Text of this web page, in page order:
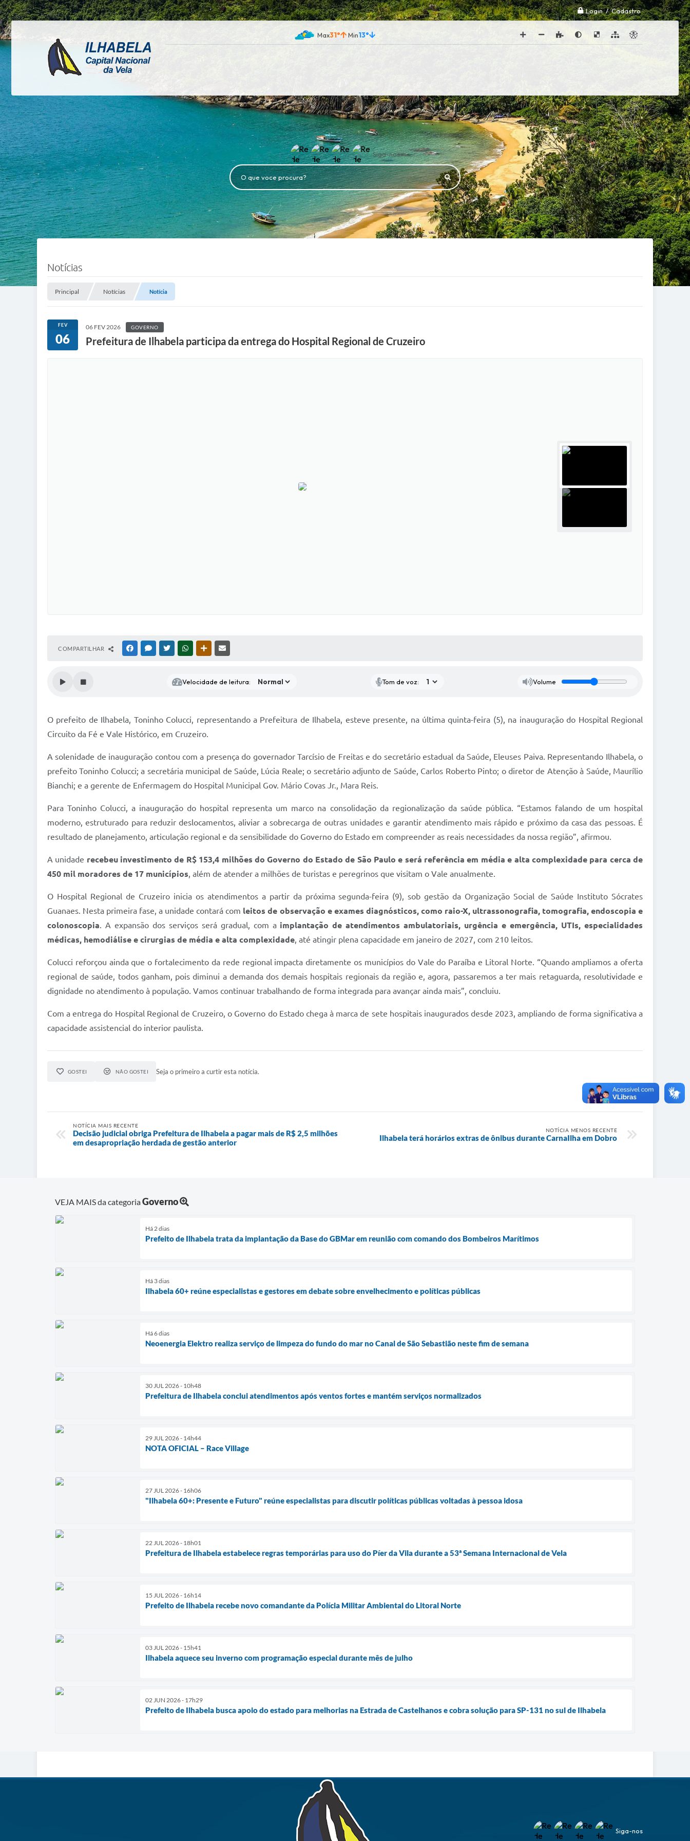
Login / Cadastro
31° 13°
Siga-nos
O que voce procura?
Notícias
Principal Notícias Notícia
FEV
06
06 FEV 2026 GOVERNO
Prefeitura de Ilhabela participa da entrega do Hospital Regional de Cruzeiro
COMPARTILHAR FACEBOOKMESSENGER
TWITTERWHATSAPPOUTRAS MÍDIAS
Velocidade de leitura: Tom de voz: Volume
O prefeito de Ilhabela, Toninho Colucci, representando a Prefeitura de Ilhabela, esteve presente, na última quinta-feira (5), na inauguração do Hospital Regional
Circuito da Fé e Vale Histórico, em Cruzeiro.
A solenidade de inauguração contou com a presença do governador Tarcísio de Freitas e do secretário estadual da Saúde, Eleuses Paiva. Representando Ilhabela, o
prefeito Toninho Colucci; a secretária municipal de Saúde, Lúcia Reale; o secretário adjunto de Saúde, Carlos Roberto Pinto; o diretor de Atenção à Saúde, Maurílio
Bianchi; e a gerente de Enfermagem do Hospital Municipal Gov. Mário Covas Jr., Mara Reis.
Para Toninho Colucci, a inauguração do hospital representa um marco na consolidação da regionalização da saúde pública. “Estamos falando de um hospital
moderno, estruturado para reduzir deslocamentos, aliviar a sobrecarga de outras unidades e garantir atendimento mais rápido e próximo da casa das pessoas. É
resultado de planejamento, articulação regional e da sensibilidade do Governo do Estado em compreender as reais necessidades da nossa região”, afirmou.
A unidade recebeu investimento de R$ 153,4 milhões do Governo do Estado de São Paulo e será referência em média e alta complexidade para cerca de
450 mil moradores de 17 municípios, além de atender a milhões de turistas e peregrinos que visitam o Vale anualmente.
O Hospital Regional de Cruzeiro inicia os atendimentos a partir da próxima segunda-feira (9), sob gestão da Organização Social de Saúde Instituto Sócrates
Guanaes. Nesta primeira fase, a unidade contará com leitos de observação e exames diagnósticos, como raio-X, ultrassonografia, tomografia, endoscopia e
colonoscopia. A expansão dos serviços será gradual, com a implantação de atendimentos ambulatoriais, urgência e emergência, UTIs, especialidades
médicas, hemodiálise e cirurgias de média e alta complexidade, até atingir plena capacidade em janeiro de 2027, com 210 leitos.
Colucci reforçou ainda que o fortalecimento da rede regional impacta diretamente os municípios do Vale do Paraíba e Litoral Norte. “Quando ampliamos a oferta
regional de saúde, todos ganham, pois diminui a demanda dos demais hospitais regionais da região e, agora, passaremos a ter mais retaguarda, resolutividade e
dignidade no atendimento à população. Vamos continuar trabalhando de forma integrada para avançar ainda mais”, concluiu.
Com a entrega do Hospital Regional de Cruzeiro, o Governo do Estado chega à marca de sete hospitais inaugurados desde 2023, ampliando de forma significativa a
capacidade assistencial do interior paulista.
GOSTEI NÃO GOSTEI Seja o primeiro a curtir esta notícia.
NOTÍCIA MAIS RECENTE
Decisão judicial obriga Prefeitura de Ilhabela a pagar mais de R$ 2,5 milhões
em desapropriação herdada de gestão anterior
NOTÍCIA MENOS RECENTE
Ilhabela terá horários extras de ônibus durante CarnaIlha em Dobro
VEJA MAIS da categoriaGoverno
Há 2 dias
Prefeito de Ilhabela trata da implantação da Base do GBMar em reunião com comando dos Bombeiros Marítimos
Há 3 dias
Ilhabela 60+ reúne especialistas e gestores em debate sobre envelhecimento e políticas públicas
Há 6 dias
Neoenergia Elektro realiza serviço de limpeza do fundo do mar no Canal de São Sebastião neste fim de semana
30 JUL 2026 - 10h48
Prefeitura de Ilhabela conclui atendimentos após ventos fortes e mantém serviços normalizados
29 JUL 2026 - 14h44
NOTA OFICIAL – Race Village
27 JUL 2026 - 16h06
"Ilhabela 60+: Presente e Futuro" reúne especialistas para discutir políticas públicas voltadas à pessoa idosa
22 JUL 2026 - 18h01
Prefeitura de Ilhabela estabelece regras temporárias para uso do Píer da Vila durante a 53ª Semana Internacional de Vela
15 JUL 2026 - 16h14
Prefeito de Ilhabela recebe novo comandante da Polícia Militar Ambiental do Litoral Norte
03 JUL 2026 - 15h41
Ilhabela aquece seu inverno com programação especial durante mês de julho
02 JUN 2026 - 17h29
Prefeito de Ilhabela busca apoio do estado para melhorias na Estrada de Castelhanos e cobra solução para SP-131 no sul de Ilhabela
Siga-nos